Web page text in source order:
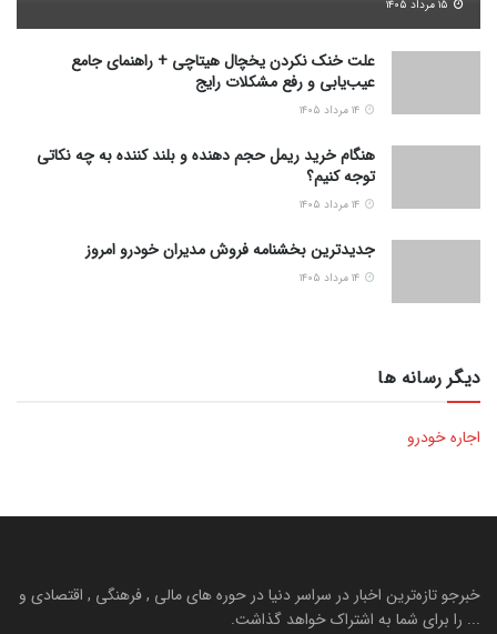
علت خنک نکردن یخچال هیتاچی + راهنمای جامع
عیب‌یابی و رفع مشکلات رایج
هنگام خرید ریمل حجم دهنده و بلند کننده به چه نکاتی
توجه کنیم؟
جدیدترین بخشنامه فروش مدیران خودرو امروز
دیگر رسانه ها
اجاره خودرو
خبرجو تازه‌ترین اخبار در سراسر دنیا در حوره های مالی , فرهنگی , اقتصادی و
... را برای شما به اشتراک خواهد گذاشت.